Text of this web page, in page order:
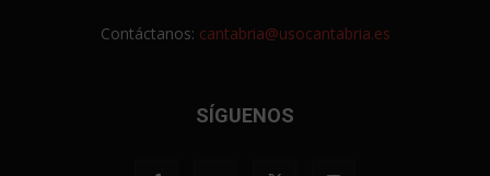
Contáctanos: cantabria@usocantabria.es
SÍGUENOS